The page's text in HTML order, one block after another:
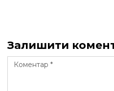
Залишити